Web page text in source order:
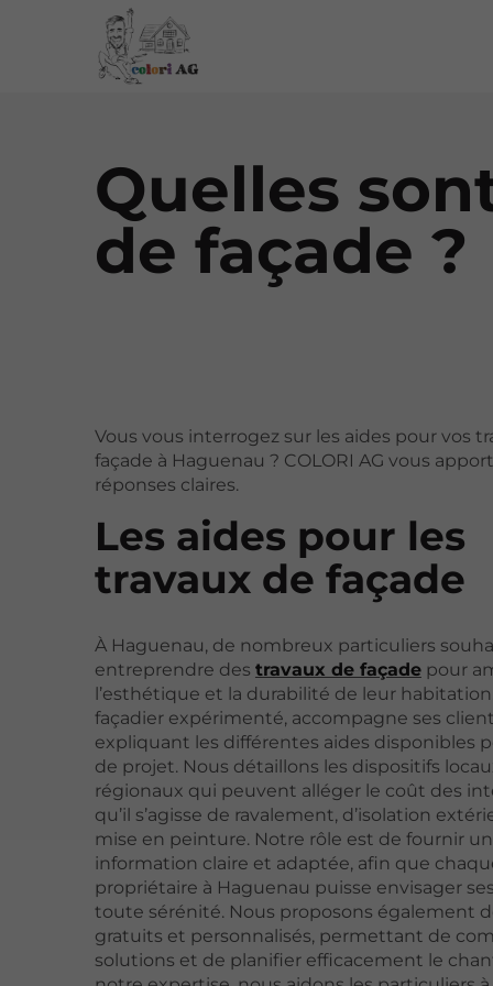
Quelles
de façade ?
Vous vous interrogez sur les aides pour vos
façade à Haguenau ? COLORI AG vous
réponses claires.
Les aides pour les
travaux de façade
À Haguenau, de nombreux particuliers
entreprendre des travaux de façadepour
l’esthétique et la durabilité de leur habitation.
façadier expérimenté, accompagne ses
expliquant les différentes aides disponibles
de projet. Nous détaillons les dispositifs
régionaux qui peuvent alléger le coût des
qu’il s’agisse de ravalement, d’isolation
mise en peinture. Notre rôle est de fournir
information claire et adaptée, afin que
propriétaire à Haguenau puisse envisager
toute sérénité. Nous proposons également
gratuits et personnalisés, permettant de
solutions et de planifier efficacement le